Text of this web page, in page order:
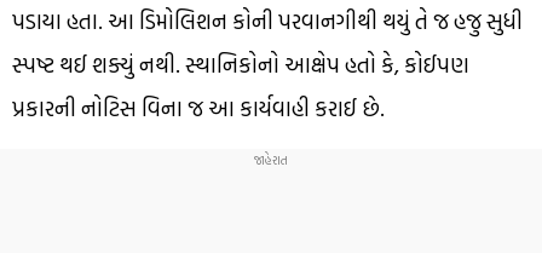
પડાયા હતા. આ ડિમોલિશન કોની પરવાનગીથી થયું તે જ હજુ સુધી
સ્પષ્ટ થઈ શક્યું નથી. સ્થાનિકોનો આક્ષેપ હતો કે, કોઈપણ
પ્રકારની નોટિસ વિના જ આ કાર્યવાહી કરાઈ છે.